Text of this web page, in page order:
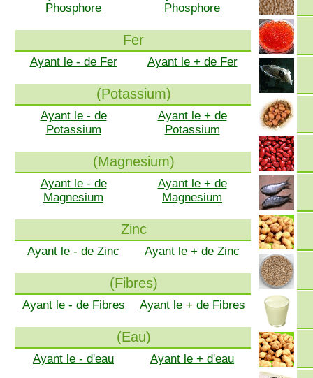
Phosphore
Phosphore
Fer
Ayant le - de Fer Ayant le + de Fer
(Potassium)
Ayant le - de
Potassium
Ayant le + de
Potassium
(Magnesium)
Ayant le - de
Magnesium
Ayant le + de
Magnesium
Zinc
Ayant le - de Zinc Ayant le + de Zinc
(Fibres)
Ayant le - de Fibres Ayant le + de Fibres
(Eau)
Ayant le - d'eau Ayant le + d'eau